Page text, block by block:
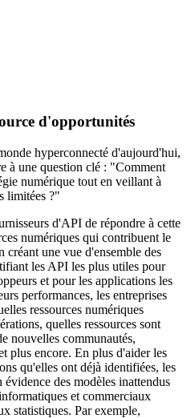
d'opportunités
hyperconnecté d'aujourd'hui,
à une question clé : "Comment
numérique tout en veillant à
limitées ?"
d'API de répondre à cette
numériques qui contribuent le
créant une vue d'ensemble des
les API les plus utiles pour
et pour les applications les
performances, les entreprises
ressources numériques
quelles ressources sont
nouvelles communautés,
plus encore. En plus d'aider les
qu'elles ont déjà identifiées, les
des modèles inattendus
et commerciaux
statistiques. Par exemple,